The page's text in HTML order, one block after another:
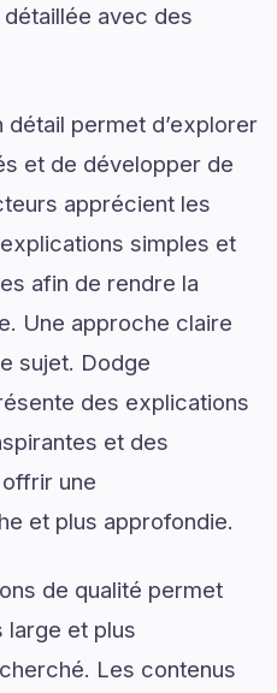
avec des
détail permet d’explorer
et de développer de
apprécient les
simples et
afin de rendre la
Une approche claire
sujet. Dodge
des explications
et des
une
et plus approfondie.
de qualité permet
large et plus
Les contenus